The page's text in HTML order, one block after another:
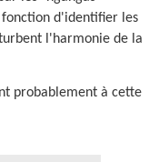
d'identifier les
l'harmonie de la
probablement à cette